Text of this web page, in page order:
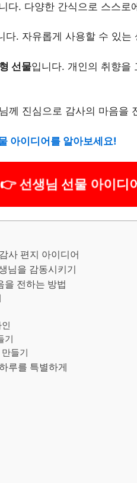
다. 다양한 간식으로 스스로
다. 자유롭게 사용할 수 있는
선물입니다. 개인의 취향을
께 진심으로 감사의 마음을
아이디어를 알아보세요!
👉 선생님 선물 아이디
사 편지 아이디어
님을 감동시키기
을 전하는 방법
기
들기
루를 특별하게